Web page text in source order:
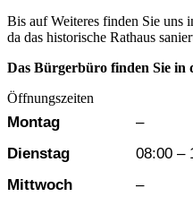
Bis auf Weiteres finden Sie uns
da das historische Rathaus
Das Bürgerbüro finden Sie in
Öffnungszeiten
Wochentag
Montag –
Dienstag
08:00 –
Mittwoch
–